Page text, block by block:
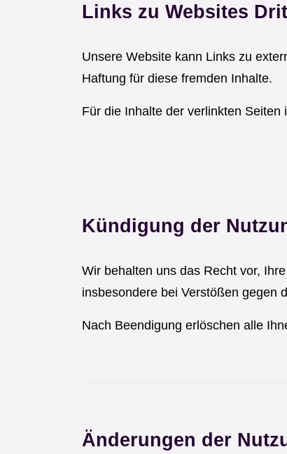
Links zu Websites
Unsere Website kann Links zu
Haftung für diese fremden Inhalte.
Für die Inhalte der verlinkten
Kündigung der
Wir behalten uns das Recht vor,
insbesondere bei Verstößen gegen
Nach Beendigung erlöschen alle
Änderungen der